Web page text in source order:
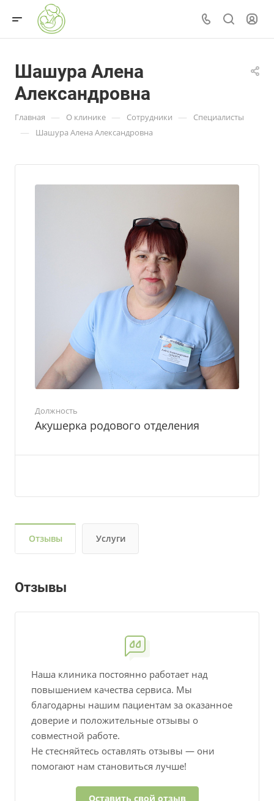
Шашура Алена
Александровна
Главная — О клинике — Сотрудники — Специалисты
— Шашура Алена Александровна
Должность
Акушерка родового отделения
Отзывы Услуги
Отзывы
Наша клиника постоянно работает над
повышением качества сервиса. Мы
благодарны нашим пациентам за оказанное
доверие и положительные отзывы о
совместной работе.
Не стесняйтесь оставлять отзывы — они
помогают нам становиться лучше!
Оставить свой отзыв